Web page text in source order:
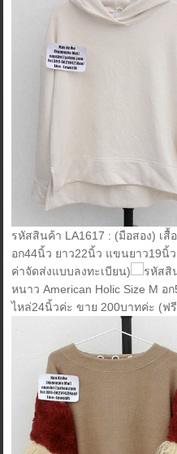
รหัสสินค้า LA1617 : (มือสอง) เสื้
อก44นิ้ว ยาว22นิ้ว แขนยาว19นิ้
ค่าจัดส่งแบบลงทะเบียน)
รหัสสิ
หนาว American Holic Size M
ไหล่24นิ้วค่ะ ขาย 200บาทค่ะ (ฟ